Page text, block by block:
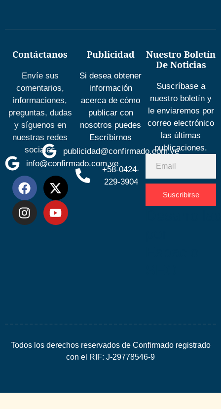
Contáctanos
Envíe sus
comentarios,
informaciones,
preguntas, dudas
y síguenos en
nuestras redes
sociales
info@confirmado.com.ve
Publicidad
Si desea obtener
información
acerca de cómo
publicar con
nosotros puedes
Escríbirnos
publicidad@confirmado.com.ve
+58-0424-
229-3904
Nuestro Boletín
De Noticias
Suscríbase a
nuestro boletín y
le enviaremos por
correo electrónico
las últimas
publicaciones.
Suscribirse
Todos los derechos reservados de Confirmado registrado
con el RIF: J-29778546-9